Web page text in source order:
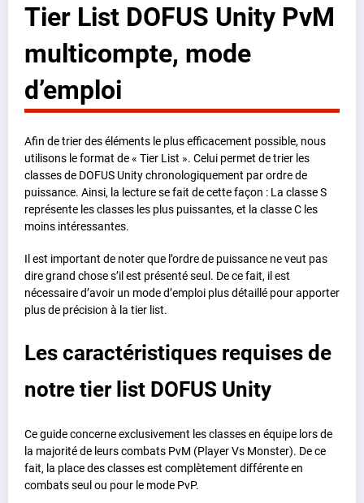
Tier List DOFUS Unity PvM
multicompte, mode
d’emploi
Afin de trier des éléments le plus efficacement possible, nous
utilisons le format de « Tier List ». Celui permet de trier les
classes de DOFUS Unity chronologiquement par ordre de
puissance. Ainsi, la lecture se fait de cette façon : La classe S
représente les classes les plus puissantes, et la classe C les
moins intéressantes.
Il est important de noter que l’ordre de puissance ne veut pas
dire grand chose s’il est présenté seul. De ce fait, il est
nécessaire d’avoir un mode d’emploi plus détaillé pour apporter
plus de précision à la tier list.
Les caractéristiques requises de
notre tier list DOFUS Unity
Ce guide concerne exclusivement les classes en équipe lors de
la majorité de leurs combats PvM (Player Vs Monster). De ce
fait, la place des classes est complètement différente en
combats seul ou pour le mode PvP.